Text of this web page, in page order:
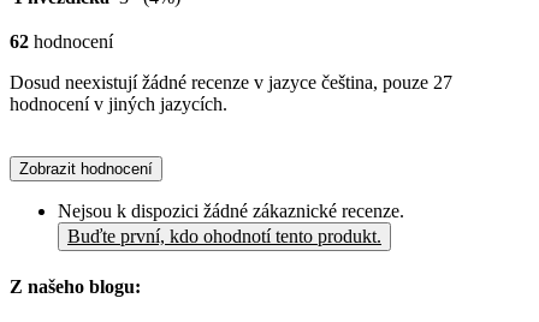
62 hodnocení
Dosud neexistují žádné recenze v jazyce čeština, pouze 27
hodnocení v jiných jazycích.
Zobrazit hodnocení
Nejsou k dispozici žádné zákaznické recenze.
Buďte první, kdo ohodnotí tento produkt.
Z našeho blogu: